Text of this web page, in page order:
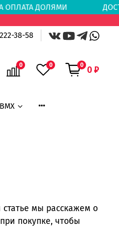
ОПЛАТА ДОЛЯМИ
38-58
0 0 0 0 ₽
BMX
мы расскажем о
покупке, чтобы